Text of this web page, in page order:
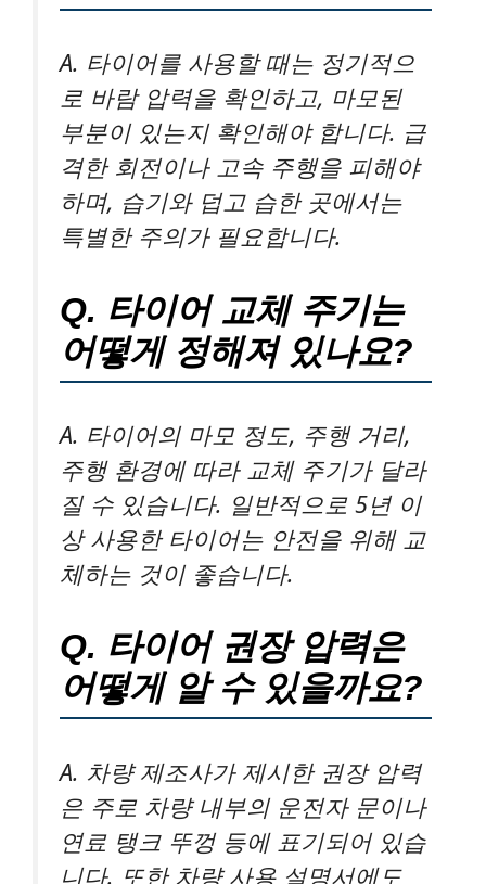
A. 타이어를 사용할 때는 정기적으
로 바람 압력을 확인하고, 마모된
부분이 있는지 확인해야 합니다. 급
격한 회전이나 고속 주행을 피해야
하며, 습기와 덥고 습한 곳에서는
특별한 주의가 필요합니다.
Q. 타이어 교체 주기는
어떻게 정해져 있나요?
A. 타이어의 마모 정도, 주행 거리,
주행 환경에 따라 교체 주기가 달라
질 수 있습니다. 일반적으로 5년 이
상 사용한 타이어는 안전을 위해 교
체하는 것이 좋습니다.
Q. 타이어 권장 압력은
어떻게 알 수 있을까요?
A. 차량 제조사가 제시한 권장 압력
은 주로 차량 내부의 운전자 문이나
연료 탱크 뚜껑 등에 표기되어 있습
니다. 또한 차량 사용 설명서에도